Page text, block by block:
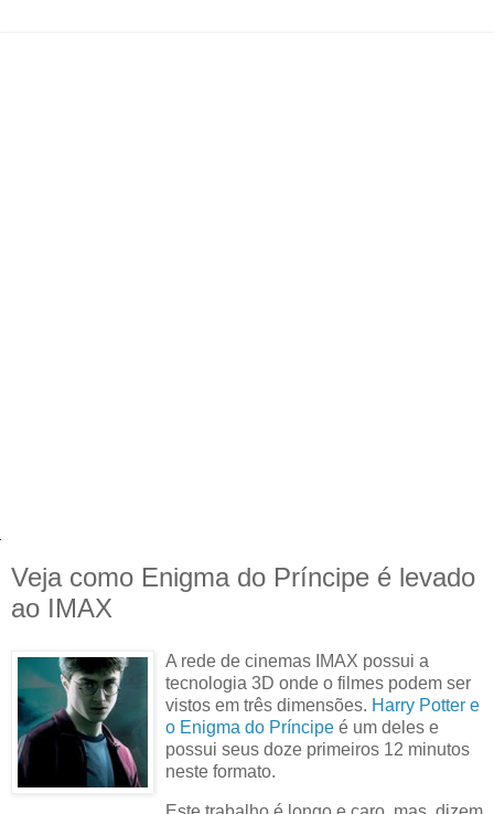
Veja como Enigma do Príncipe é levado
ao IMAX
A rede de cinemas IMAX possui a
tecnologia 3D onde o filmes podem ser
vistos em três dimensões. Harry Potter e
o Enigma do Príncipe é um deles e
possui seus doze primeiros 12 minutos
neste formato.